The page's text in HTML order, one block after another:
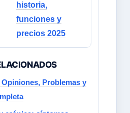
historia,
funciones y
precios 2025
Problemas y